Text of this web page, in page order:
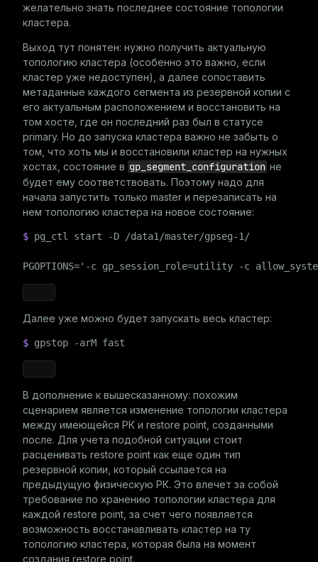
желательно знать последнее состояние топологии
кластера.
Выход тут понятен: нужно получить актуальную
топологию кластера (особенно это важно, если
кластер уже недоступен), а далее сопоставить
метаданные каждого сегмента из резервной копии с
его актуальным расположением и восстановить на
том хосте, где он последний раз был в статусе
primary. Но до запуска кластера важно не забыть о
том, что хоть мы и восстановили кластер на нужных
хостах, состояние в gp_segment_configuration не
будет ему соответствовать. Поэтому надо для
начала запустить только master и перезаписать на
нем топологию кластера на новое состояние:
$ pg_ctl start -D /data1/master/gpseg-1/
PGOPTIONS='-c gp_session_role=utility -c
Далее уже можно будет запускать весь кластер:
$ gpstop -arM fast
В дополнение к вышесказанному: похожим
сценарием является изменение топологии кластера
между имеющейся РК и restore point, созданными
после. Для учета подобной ситуации стоит
расценивать restore point как еще один тип
резервной копии, который ссылается на
предыдущую физическую РК. Это влечет за собой
требование по хранению топологии кластера для
каждой restore point, за счет чего появляется
возможность восстанавливать кластер на ту
топологию кластера, которая была на момент
создания restore point.